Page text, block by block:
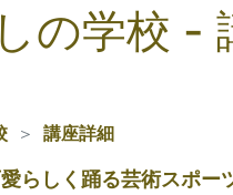
の学校 -
講座詳細
らしく踊る芸術スポー